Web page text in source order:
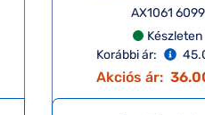
AX1061 6099
Készleten
Korábbi ár:
Akciós ár: